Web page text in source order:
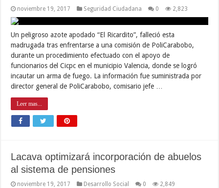
noviembre 19, 2017 Seguridad Ciudadana 0 2,823
Un peligroso azote apodado “El Ricardito”, falleció esta
madrugada tras enfrentarse a una comisión de PoliCarabobo,
durante un procedimiento efectuado con el apoyo de
funcionarios del Cicpc en el municipio Valencia, donde se logró
incautar un arma de fuego. La información fue suministrada por
director general de PoliCarabobo, comisario jefe …
Leer mas...
Lacava optimizará incorporación de abuelos
al sistema de pensiones
noviembre 19, 2017 Desarrollo Social 0 2,849